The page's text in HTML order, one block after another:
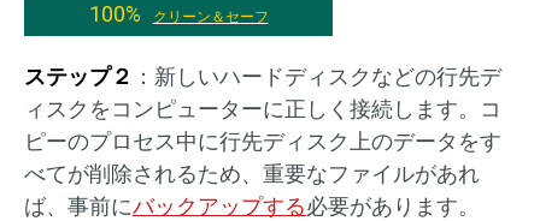
100%
クリーン＆セーフ
ステップ２ ：新しいハードディスクなどの行先デ
ィスクをコンピューターに正しく接続します。コ
ピーのプロセス中に行先ディスク上のデータをす
べてが削除されるため、重要なファイルがあれ
ば、事前にバックアップする必要があります。